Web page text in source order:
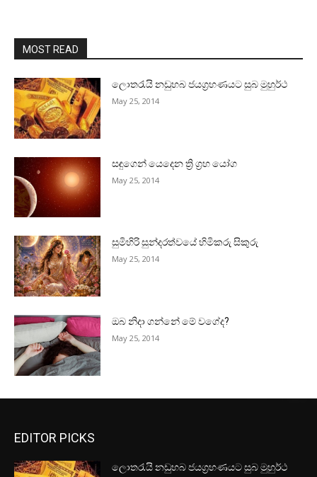
MOST READ
ලොතරැයි නඩුහබ ජයග්‍රහණයට සුබ මුහුර්ථ
May 25, 2014
සඳුගෙන් යෙදෙන ත්‍රි ග්‍රහ යෝග
May 25, 2014
සුමිහිරි සුන්දරත්වයේ හිමිකරු සිකුරු
May 25, 2014
ඔබ නිදා ගන්නේ මේ වගේද?
May 25, 2014
EDITOR PICKS
ලොතරැයි නඩුහබ ජයග්‍රහණයට සුබ මුහුර්ථ